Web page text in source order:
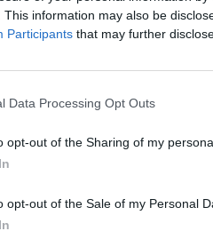
This information may also be
Participants that may further
Data Processing Opt Outs
opt-out of the Sharing of my
opt-out of the Sale of my Personal
ATUALIDADE 3 anos atrás
Paraíso apresenta
Ritmo dos Sonhos”
Um espetáculo cantado